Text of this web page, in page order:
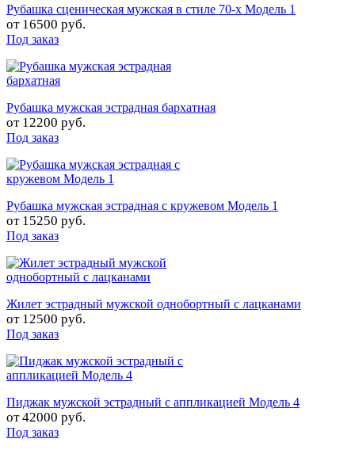
Рубашка сценическая мужская в стиле 70-х Модель 1
от 16500 руб.
Под заказ
Рубашка мужская эстрадная бархатная
от 12200 руб.
Под заказ
Рубашка мужская эстрадная с кружевом Модель 1
от 15250 руб.
Под заказ
Жилет эстрадный мужской однобортный с лацканами
от 12500 руб.
Под заказ
Пиджак мужской эстрадный с аппликацией Модель 4
от42000 руб.
Под заказ